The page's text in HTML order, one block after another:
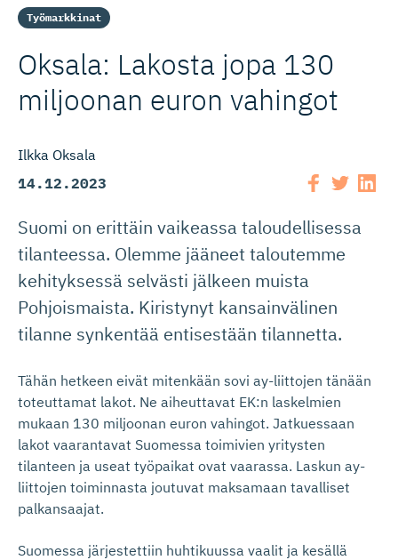
Työmarkkinat
Oksala: Lakosta jopa 130
miljoonan euron vahingot
Ilkka Oksala
14.12.2023
Suomi on erittäin vaikeassa taloudellisessa
tilanteessa. Olemme jääneet taloutemme
kehityksessä selvästi jälkeen muista
Pohjoismaista. Kiristynyt kansainvälinen
tilanne synkentää entisestään tilannetta.
Tähän hetkeen eivät mitenkään sovi ay-liittojen tänään
toteuttamat lakot. Ne aiheuttavat EK:n laskelmien
mukaan 130 miljoonan euron vahingot. Jatkuessaan
lakot vaarantavat Suomessa toimivien yritysten
tilanteen ja useat työpaikat ovat vaarassa. Laskun ay-
liittojen toiminnasta joutuvat maksamaan tavalliset
palkansaajat.
Suomessa järjestettiin huhtikuussa vaalit ja kesällä